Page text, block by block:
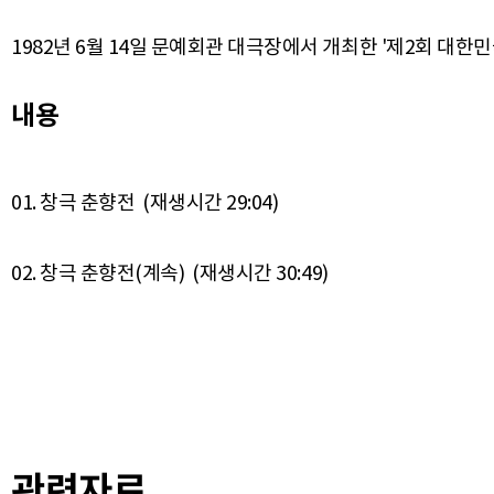
1982년 6월 14일 문예회관 대극장에서 개최한 '제2회 대한
내용
01. 창극 춘향전 (재생시간 29:04)